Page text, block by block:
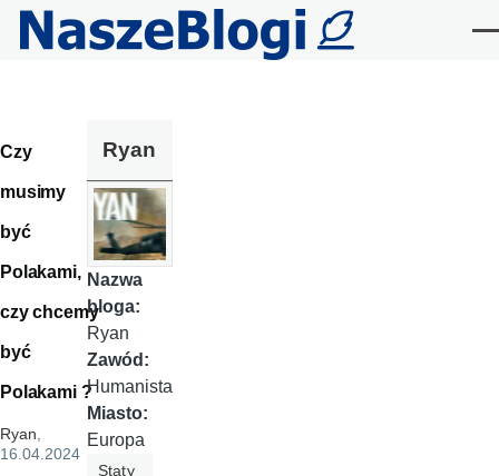
Przejdź do treści
Czy
musimy
być
Polakami,
czy chcemy
być
Polakami ?
Ryan,
16.04.2024
Ryan
Nazwa
bloga:
Ryan
Zawód:
Humanista
Miasto:
Europa
Staty